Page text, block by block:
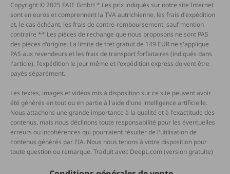
Copyright © 2025 FAIE GmbH * Les prix indiqués sur notre site Internet
sont en euros et comprennent la TVA autrichienne, les frais d'expédition
et, le cas échéant, les frais de contre-remboursement, sauf mention
contraire ** Les pièces de rechange que nous proposons ne sont PAS
des pièces d'origine. La limite de fret gratuit de 149 EUR ne s'applique
PAS aux revendeurs et les frais de transport forfaitaires (indiqués dans
l'article), l'expédition le jour même et l'expédition express doivent être
payés séparément.
Les textes, images et vidéos mis à disposition sur ce site peuvent avoir
été générés en tout ou en partie à l'aide d'une intelligence artificielle.
Nous attachons une grande importance à la qualité et à l'exactitude des
contenus, mais nous déclinons toute responsabilité pour les éventuelles
erreurs ou incohérences qui pourraient résulter de l'utilisation de
contenus générés par l'IA. Nous nous tenons à votre disposition pour
toute question ou remarque. Traduit avec DeepL.com (version gratuite)